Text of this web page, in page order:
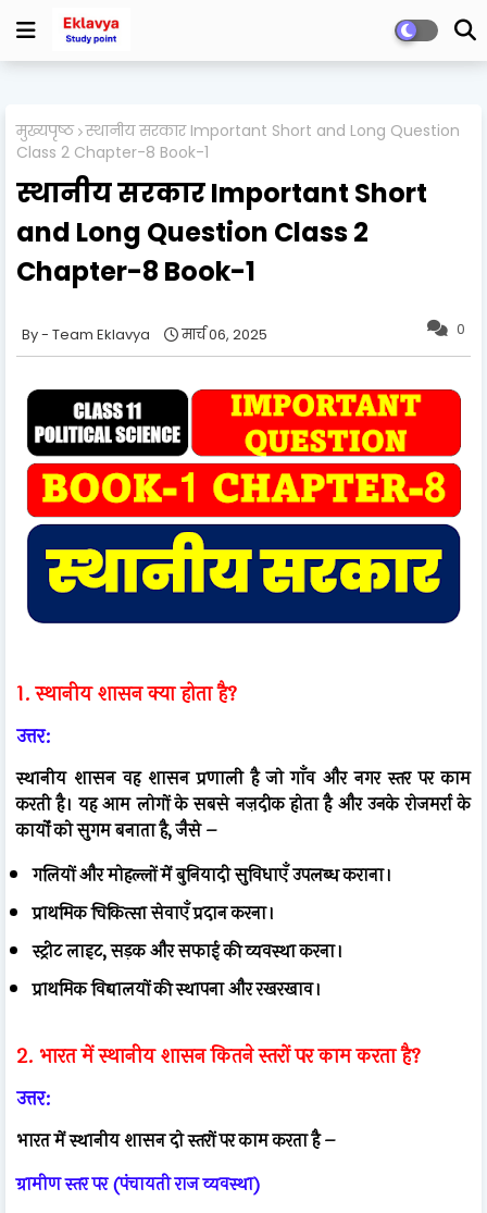
मुख्यपृष्ठ स्थानीय सरकार Important Short and Long Question
Class 2 Chapter-8 Book-1
स्थानीय सरकार Important Short
and Long Question Class 2
Chapter-8 Book-1
0
Team Eklavya मार्च 06, 2025
1. स्थानीय शासन क्या होता है?
उत्तर:
स्थानीय शासन वह शासन प्रणाली है जो गाँव और नगर स्तर पर काम
करती है। यह आम लोगों के सबसे नज़दीक होता है और उनके रोजमर्रा के
कार्यों को सुगम बनाता है, जैसे –
गलियों और मोहल्लों में बुनियादी सुविधाएँ उपलब्ध कराना।
प्राथमिक चिकित्सा सेवाएँ प्रदान करना।
स्ट्रीट लाइट, सड़क और सफाई की व्यवस्था करना।
प्राथमिक विद्यालयों की स्थापना और रखरखाव।
2. भारत में स्थानीय शासन कितने स्तरों पर काम करता है?
उत्तर:
भारत में स्थानीय शासन दो स्तरों पर काम करता है –
ग्रामीण स्तर पर (पंचायती राज व्यवस्था)